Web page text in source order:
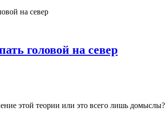
головой на север
этой теории или это всего лишь